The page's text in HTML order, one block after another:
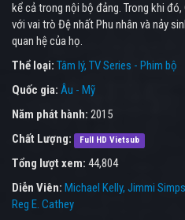
kể cả trong nội bộ đảng. Trong khi
với vai trò Đệ nhất Phu nhân và nảy
quan hệ của họ.
Thể loại: Tâm lý TV Series - Phim bộ
Quốc gia: Âu - Mỹ
Năm phát hành: 2015
Chất Lượng:
Full HD Vietsub
Tổng lượt xem: 44,804
Diễn Viên: Michael Kelly Jimmi
Reg E. Cathey